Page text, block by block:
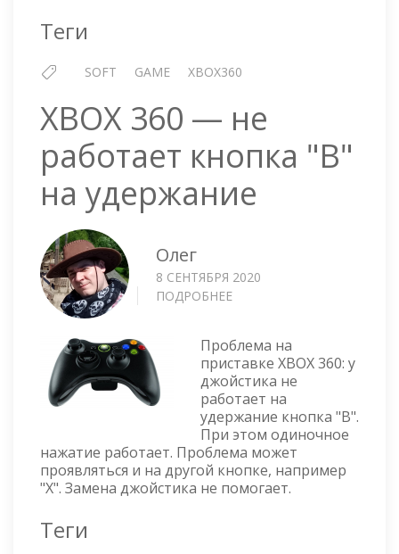
Теги
SOFT GAME XBOX360
XBOX 360 — не
работает кнопка "B"
на удержание
Олег
8 СЕНТЯБРЯ 2020
ПОДРОБНЕЕ
—
НЕ
РАБОТАЕТ
КНОПКА
"B"
НА
УДЕРЖАНИЕ
Проблема на
приставке XBOX 360: у
джойстика не
работает на
удержание кнопка "B".
При этом одиночное
нажатие работает. Проблема может
проявляться и на другой кнопке, например
"X". Замена джойстика не помогает.
Теги